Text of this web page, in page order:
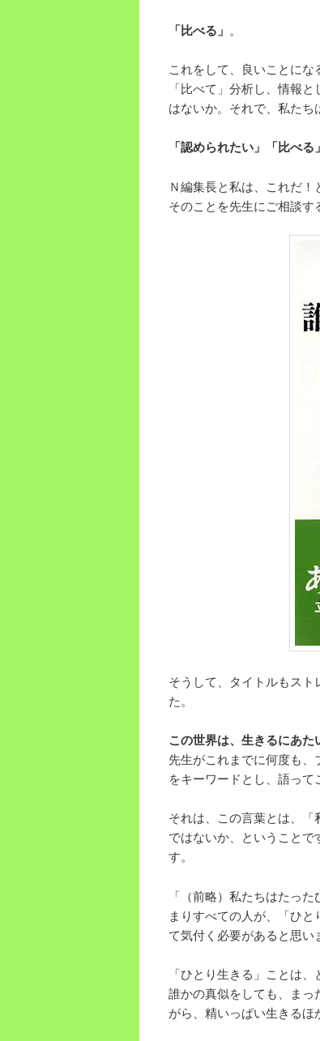
「比べる」 。
これをして、良いことにな
「比べて」分析し、情報
はないか。それで、私た
「認められたい」「比べる」
Ｎ編集長と私は、これだ！
そのことを先生にご相談す
そうして、タイトルもス
た。
この世界は、生きるにあた
先生がこれまでに何度も、
をキーワードとし、語って
それは、この言葉とは、
ではないか、ということ
す。
「（前略）私たちはたっ
まりすべての人が、「ひ
て気付く必要があると思い
「ひとり生きる」ことは
誰かの真似をしても、ま
がら、精いっぱい生きるほ